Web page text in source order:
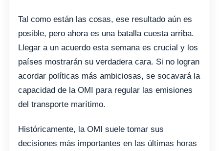
Tal como están las cosas, ese resultado aún es
posible, pero ahora es una batalla cuesta arriba.
Llegar a un acuerdo esta semana es crucial y los
países mostrarán su verdadera cara. Si no logran
acordar políticas más ambiciosas, se socavará la
capacidad de la OMI para regular las emisiones
del transporte marítimo.
Históricamente, la OMI suele tomar sus
decisiones más importantes en las últimas horas